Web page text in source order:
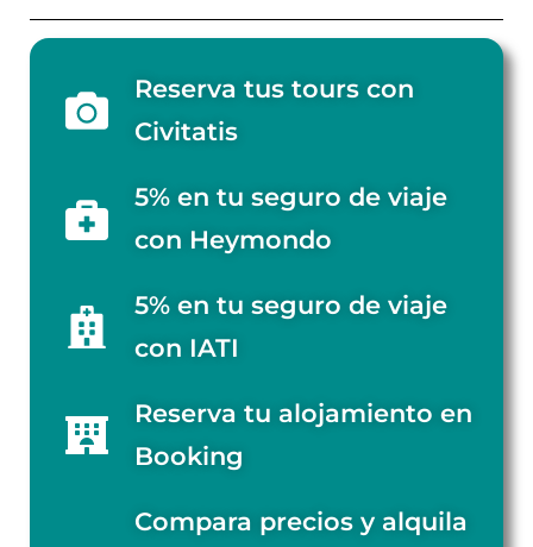
Reserva tus tours con
Civitatis
5% en tu seguro de viaje
con Heymondo
5% en tu seguro de viaje
con IATI
Reserva tu alojamiento en
Booking
Compara precios y alquila